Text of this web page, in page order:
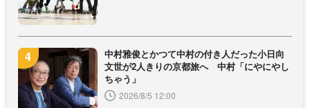
中村雅俊とかつて中村の付き人だった小日向
文世が2人きりの京都旅へ 中村「にやにやし
ちゃう」
2026/8/5 12:00